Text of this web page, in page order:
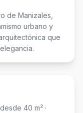
de Manizales,
urbano y
que
desde 40 m² ·